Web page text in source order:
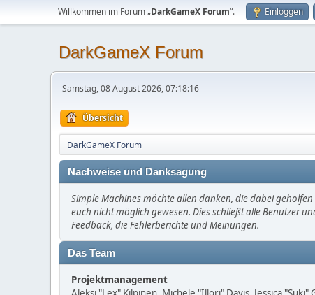
Willkommen im Forum „DarkGameX Forum“. Einloggen
DarkGameX Forum
Samstag, 08 August 2026, 07:18:16
Übersicht
DarkGameX Forum
Nachweise und Danksagung
Simple Machines möchte allen danken, die dabei
euch nicht möglich gewesen. Dies schließt alle Benutzer
Feedback, die Fehlerberichte und Meinungen.
Das Team
Projektmanagement